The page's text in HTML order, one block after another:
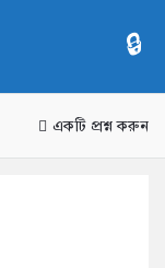
একটি প্রশ্ন করুন